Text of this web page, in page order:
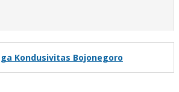
Kondusivitas Bojonegoro